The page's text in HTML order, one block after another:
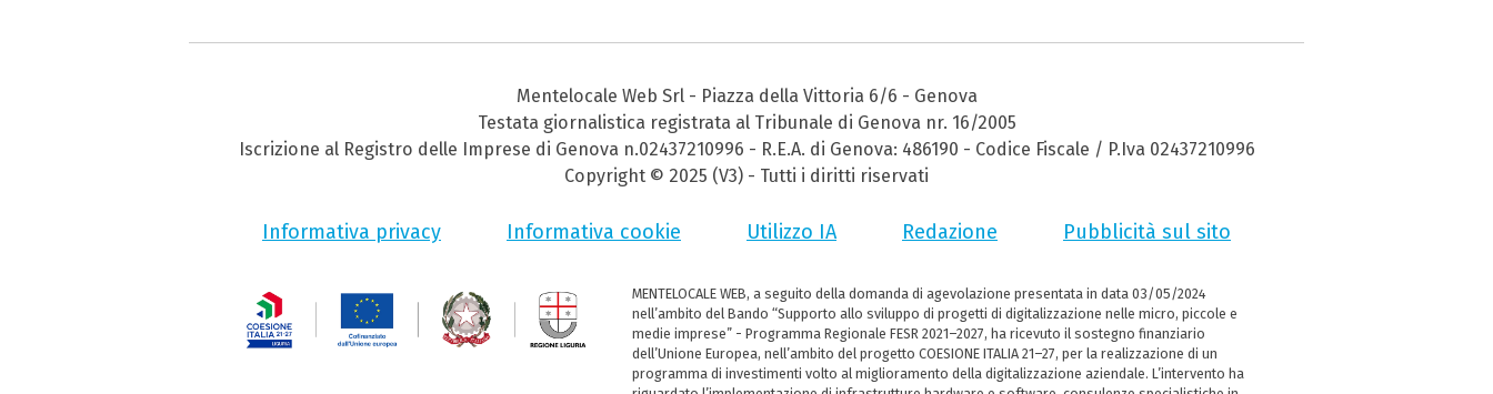
Mentelocale Web Srl - Piazza della Vittoria 6/6 - Genova
Testata giornalistica registrata al Tribunale di Genova nr. 16/2005
Iscrizione al Registro delle Imprese di Genova n.02437210996 - R.E.A. di Genova: 486190 - Codice Fiscale / P.Iva 02437210996
Copyright © 2025 (V3) - Tutti i diritti riservati
Informativa privacy Informativa cookie Utilizzo IA Redazione Pubblicità sul sito
MENTELOCALE WEB, a seguito della domanda di agevolazione presentata in data 03/05/2024
nell’ambito del Bando “Supporto allo sviluppo di progetti di digitalizzazione nelle micro, piccole e
medie imprese” - Programma Regionale FESR 2021–2027, ha ricevuto il sostegno finanziario
dell’Unione Europea, nell’ambito del progetto COESIONE ITALIA 21–27, per la realizzazione di un
programma di investimenti volto al miglioramento della digitalizzazione aziendale. L’intervento ha